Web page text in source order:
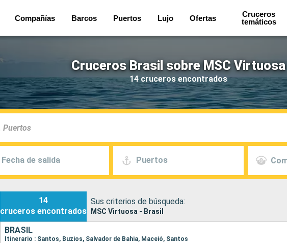
Compañías Barcos Puertos Lujo Ofertas
Cruceros
temáticos
Cruceros Brasil sobre MSC Virtuosa
14 cruceros encontrados
Fecha de salida Puertos
14
cruceros encontrados
Sus criterios de búsqueda:
MSC Virtuosa - Brasil
BRASIL
Itinerario : Santos, Buzios, Salvador de Bahia, Maceió, Santos